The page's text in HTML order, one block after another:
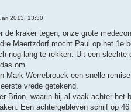
2013; 13:30
de kraker tegen, onze grote
Maertzdorf mocht Paul op het 1e
nog lang te rekken. Uit een
om.
Mark Werrebrouck een snelle
vrede getekend.
Brion, waarin hij al vaak achter
Een achtergebleven schijf op